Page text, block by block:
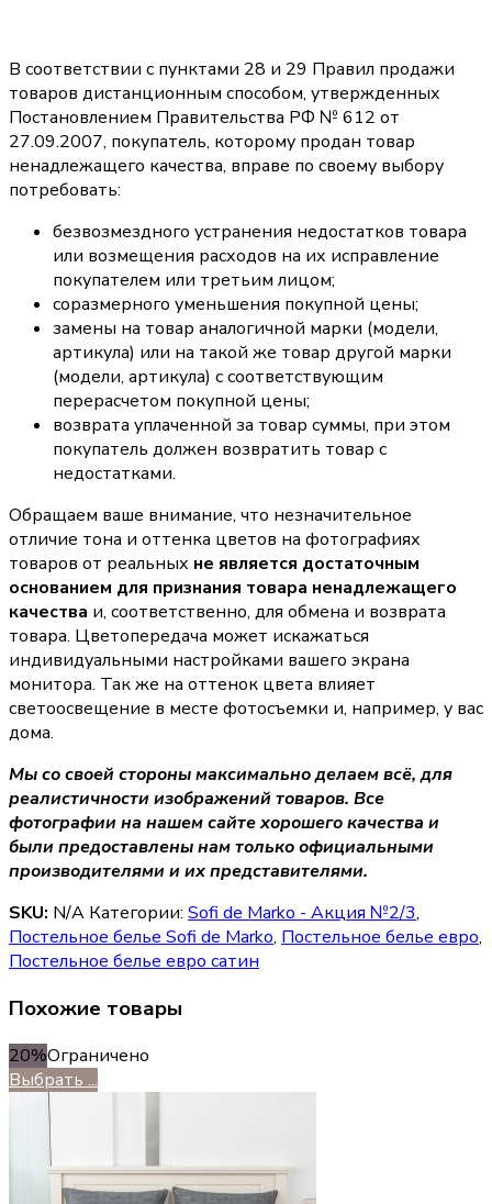
В соответствии с пунктами 28 и 29 Правил продажи
товаров дистанционным способом, утвержденных
Постановлением Правительства РФ № 612 от
27.09.2007, покупатель, которому продан товар
ненадлежащего качества, вправе по своему выбору
потребовать:
безвозмездного устранения недостатков товара
или возмещения расходов на их исправление
покупателем или третьим лицом;
соразмерного уменьшения покупной цены;
замены на товар аналогичной марки (модели,
артикула) или на такой же товар другой марки
(модели, артикула) с соответствующим
перерасчетом покупной цены;
возврата уплаченной за товар суммы, при этом
покупатель должен возвратить товар с
недостатками.
Обращаем ваше внимание, что незначительное
отличие тона и оттенка цветов на фотографиях
товаров от реальных не является достаточным
основанием для признания товара ненадлежащего
качества и, соответственно, для обмена и возврата
товара. Цветопередача может искажаться
индивидуальными настройками вашего экрана
монитора. Так же на оттенок цвета влияет
светоосвещение в месте фотосъемки и, например, у вас
дома.
Мы со своей стороны максимально делаем всё, для
реалистичности изображений товаров. Все
фотографии на нашем сайте хорошего качества и
были предоставлены нам только официальными
производителями и их представителями.
SKU: N/A Категории: Sofi de Marko - Акция №2/3,
Постельное белье Sofi de Marko, Постельное белье евро,
Постельное белье евро сатин
Похожие товары
20%Ограничено
Выбрать ...